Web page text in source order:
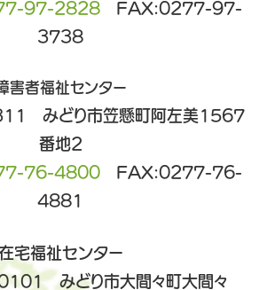
97-2828FAX:0277-97-
3738
害者福祉センター
どり市笠懸町阿左美1567
番地2
76-4800FAX:0277-76-
4881
宅福祉センター
みどり市大間々町大間々